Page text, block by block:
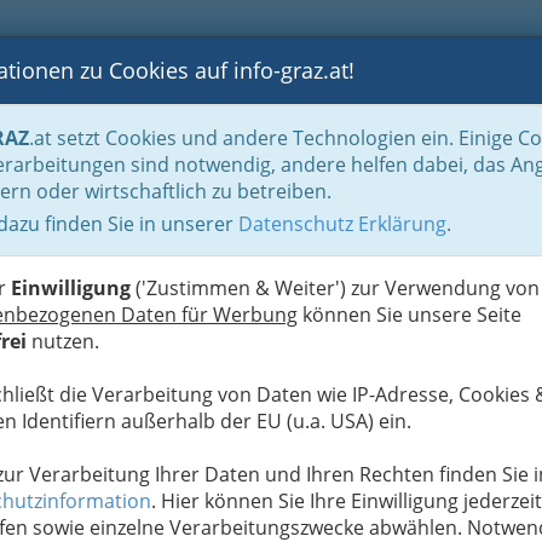
BLOGS FOTOS GASTRONOMIE BRANCHEN
zu Cookies auf info-graz.at!
.at setzt Cookies und andere Technologien ein. Einige
sind notwendig, andere helfen dabei, das
oder wirtschaftlich zu betreiben.
finden Sie in unserer Datenschutz Erklärung.
Einwilligung('Zustimmen & Weiter') zur Verwendung von
Daten für Werbung können Sie unsere Seite
nutzen.
die Verarbeitung von Daten wie IP-Adresse, Cookies
Identifiern außerhalb der EU (u.a. USA) ein.
Verarbeitung Ihrer Daten und Ihren Rechten finden Sie
. Hier können Sie Ihre Einwilligung jederzeit
sowie einzelne Verarbeitungszwecke abwählen.
& Handwerk, Gliederung der WKO Gewerbe und Handwerk am Bau